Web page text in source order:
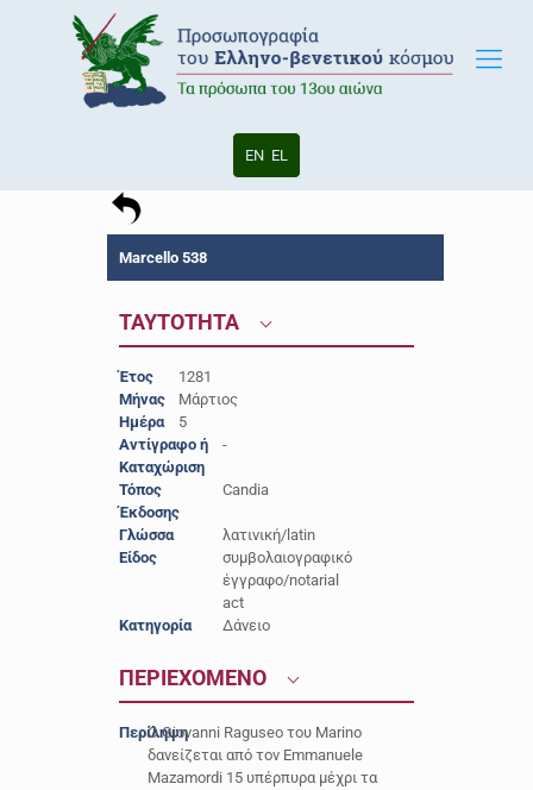
EN EL
Marcello 538
ΤΑΥΤΟΤΗΤΑ
Έτος
1281
Μήνας
Μάρτιος
Ημέρα
5
Αντίγραφο ή
Καταχώριση
-
Τόπος
Έκδοσης
Candia
Γλώσσα
λατινική/latin
Είδος
συμβολαιογραφικό
έγγραφο/notarial
act
Κατηγορία
Δάνειο
ΠΕΡΙΕΧΟΜΕΝΟ
Περίληψη
O Giovanni Raguseo του Marino
δανείζεται από τον Emmanuele
Mazamordi 15 υπέρπυρα μέχρι τα